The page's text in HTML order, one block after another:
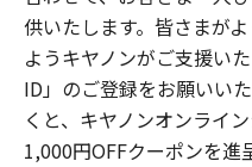
供いたします。皆さまが
ようキヤノンがご支援い
ID」のご登録をお願いい
くと、キヤノンオンライ
1,000円OFFクーポンを進